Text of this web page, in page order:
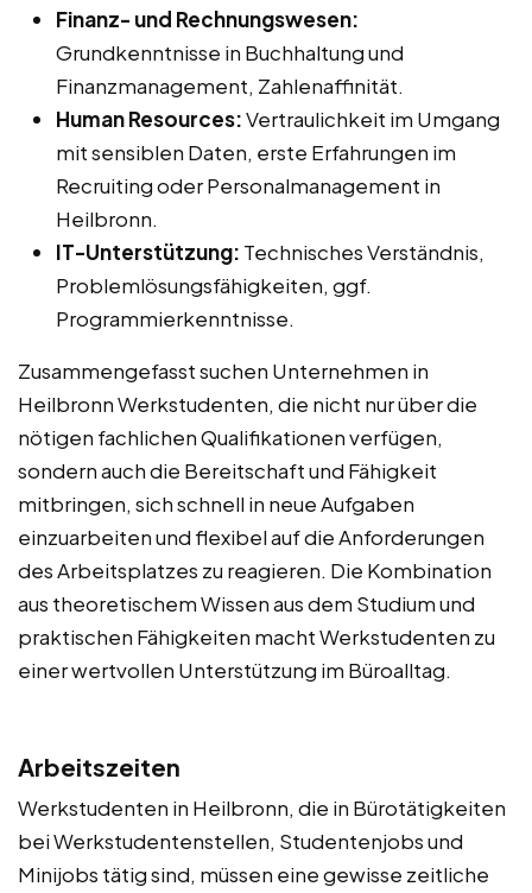
Finanz- und Rechnungswesen:
Grundkenntnisse in Buchhaltung und
Finanzmanagement, Zahlenaffinität.
Human Resources:Vertraulichkeit im Umgang
mit sensiblen Daten, erste Erfahrungen im
Recruiting oder Personalmanagement in
Heilbronn.
IT-Unterstützung: Technisches Verständnis,
Problemlösungsfähigkeiten, ggf.
Programmierkenntnisse.
Zusammengefasst suchen Unternehmen in
Heilbronn Werkstudenten, die nicht nur über die
nötigen fachlichen Qualifikationen verfügen,
sondern auch die Bereitschaft und Fähigkeit
mitbringen, sich schnell in neue Aufgaben
einzuarbeiten und flexibel auf die Anforderungen
des Arbeitsplatzes zu reagieren. Die Kombination
aus theoretischem Wissen aus dem Studium und
praktischen Fähigkeiten macht Werkstudenten zu
einer wertvollen Unterstützung im Büroalltag.
Arbeitszeiten
Werkstudenten in Heilbronn, die in Bürotätigkeiten
bei Werkstudentenstellen, Studentenjobs und
Minijobs tätig sind, müssen eine gewisse zeitliche